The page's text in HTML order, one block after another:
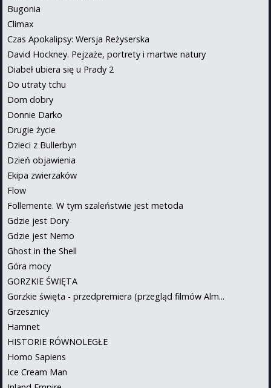
Bugonia
Climax
Czas Apokalipsy: Wersja Reżyserska
David Hockney. Pejzaże, portrety i martwe natury
Diabeł ubiera się u Prady 2
Do utraty tchu
Dom dobry
Donnie Darko
Drugie życie
Dzieci z Bullerbyn
Dzień objawienia
Ekipa zwierzaków
Flow
Follemente. W tym szaleństwie jest metoda
Gdzie jest Dory
Gdzie jest Nemo
Ghost in the Shell
Góra mocy
GORZKIE ŚWIĘTA
Gorzkie święta - przedpremiera (przegląd filmów Alm...
Grzesznicy
Hamnet
HISTORIE RÓWNOLEGŁE
Homo Sapiens
Ice Cream Man